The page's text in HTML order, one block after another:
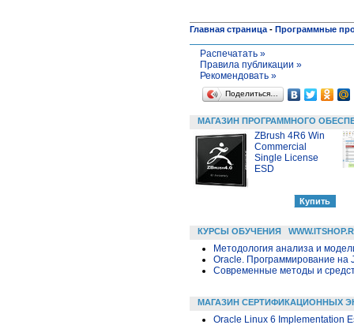
Главная страница - Программные
Распечатать »
Правила публикации »
Рекомендовать »
Поделиться…
МАГАЗИН ПРОГРАММНОГО
ZBrush 4R6 Win
Commercial
Single License
ESD
КУРСЫ ОБУЧЕНИЯ
Методология анализа и
Oracle. Программирование на
Современные методы и
МАГАЗИН СЕРТИФИКАЦИОННЫХ
Oracle Linux 6 Implementation